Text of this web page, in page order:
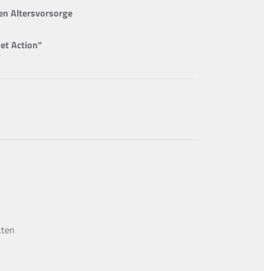
Altersvorsorge
Action“